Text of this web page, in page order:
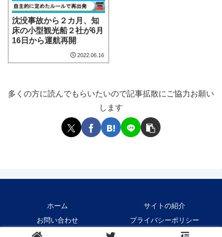
沈没事故から２カ月、知
床の小型観光船２社が6月
16日から運航再開
2022.06.16
多くの方に読んでもらいたいので記事拡散にご協力お願い
します
ホーム
サイトの紹介
お問い合わせ
プライバシーポリシー